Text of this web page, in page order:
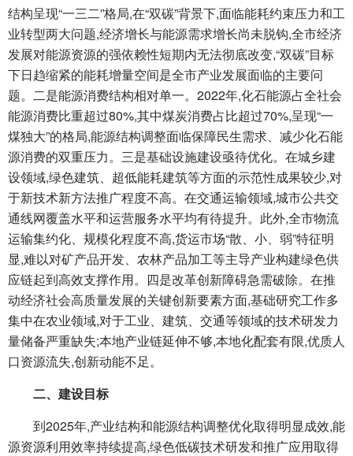
结构呈现“一三二”格局,在“双碳”背景下,面临能耗约束压力和工
业转型两大问题,经济增长与能源需求增长尚未脱钩,全市经济
发展对能源资源的强依赖性短期内无法彻底改变,“双碳”目标
下日趋缩紧的能耗增量空间是全市产业发展面临的主要问
题。二是能源消费结构相对单一。2022年,化石能源占全社会
能源消费比重超过80%,其中煤炭消费占比超过70%,呈现“一
煤独大”的格局,能源结构调整面临保障民生需求、减少化石能
源消费的双重压力。三是基础设施建设亟待优化。在城乡建
设领域,绿色建筑、超低能耗建筑等方面的示范性成果较少,对
于新技术新方法推广程度不高。在交通运输领域,城市公共交
通线网覆盖水平和运营服务水平均有待提升。此外,全市物流
运输集约化、规模化程度不高,货运市场“散、小、弱”特征明
显,难以对矿产品开发、农林产品加工等主导产业构建绿色供
应链起到高效支撑作用。四是改革创新障碍急需破除。在推
动经济社会高质量发展的关键创新要素方面,基础研究工作多
集中在农业领域,对于工业、建筑、交通等领域的技术研发力
量储备严重缺失;本地产业链延伸不够,本地化配套有限,优质人
口资源流失,创新动能不足。
二、建设目标
到2025年,产业结构和能源结构调整优化取得明显成效,能
源资源利用效率持续提高,绿色低碳技术研发和推广应用取得